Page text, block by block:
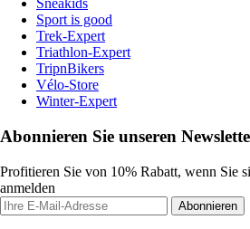
Sneakids
Sport is good
Trek-Expert
Triathlon-Expert
TripnBikers
Vélo-Store
Winter-Expert
Abonnieren Sie unseren
Profitieren Sie von 10% Rabatt, wenn Sie
anmelden
Abonnieren